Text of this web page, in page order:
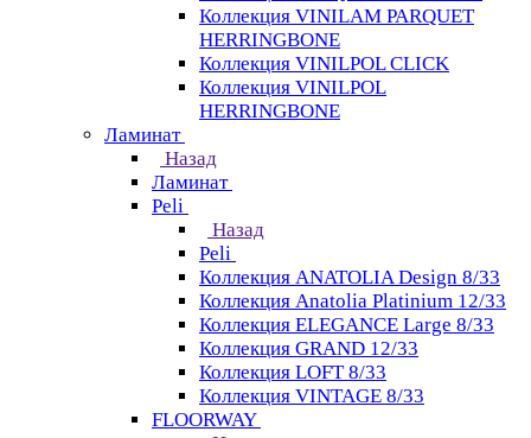
Коллекция VINILAM PARQUET
HERRINGBONE
Коллекция VINILPOL CLICK
Коллекция VINILPOL
HERRINGBONE
Ламинат
Назад
Ламинат
Peli
Назад
Peli
Коллекция ANATOLIA Design 8/33
Коллекция Anatolia Platinium 12/33
Коллекция ELEGANCE Large 8/33
Коллекция GRAND 12/33
Коллекция LOFT 8/33
Коллекция VINTAGE 8/33
FLOORWAY